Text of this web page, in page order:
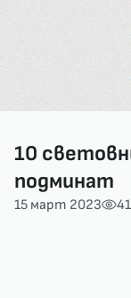
10
подминат
15 март 2023